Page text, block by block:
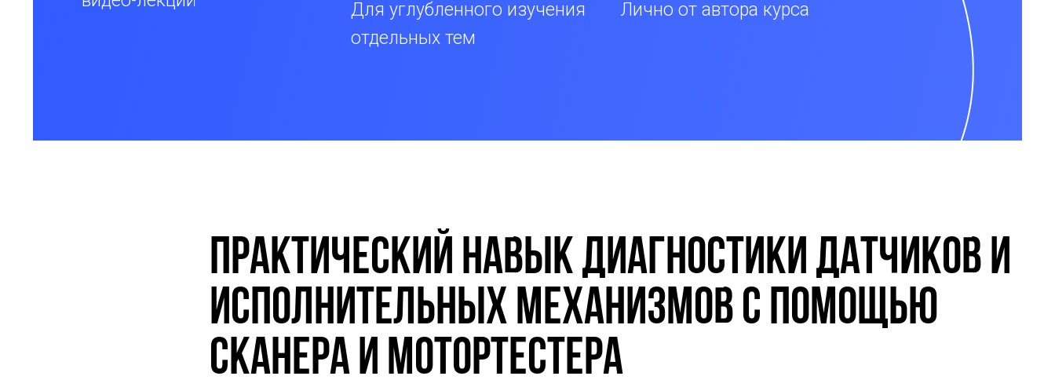
Для углубленного изучения
отдельных тем
Лично от автора курса
Практический навык диагностики датчиков и
исполнительных механизмов с помощью
сканера и мотортестера